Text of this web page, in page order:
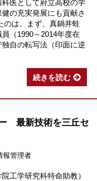
医として府立高校の学
の充実発展にも貢献さ
のは、まず、真鍋井蛙
（1990～2014年度在
自の転写法（印面に逆
続きを読む
最新技術を三丘セ
報管理者
工学研究科特命助教）